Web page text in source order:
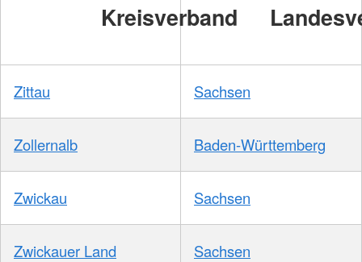
Kreisverband
Zittau Sachsen
Zollernalb Baden-Württemberg
Zwickau Sachsen
Zwickauer Land Sachsen